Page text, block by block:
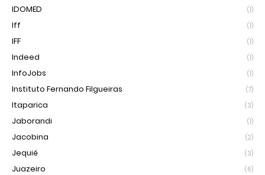
IDOMED (1)
Iff (1)
IFF (1)
Indeed (1)
InfoJobs (1)
Instituto Fernando Filgueiras (7)
Itaparica (3)
Jaborandi (1)
Jacobina (2)
Jequié (3)
Juazeiro (6)